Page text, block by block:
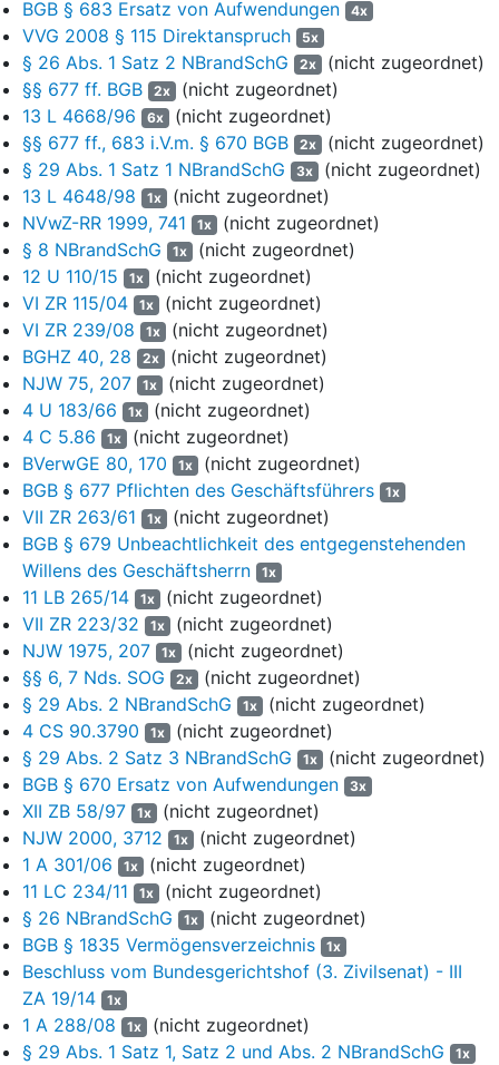
1 Fahrzeug (TLF 16/25): 291,24 Euro pro Stunde;
x 2 Stunden =
1 Fahrzeug (LF 8/6): 492,20 Euro pro Stunde; x 2
Stunden =
984,40
1 Abrollbehälter Wasser: 427,95 Euro pro Stunde;
x 2 Stunden =
855,90
Euro
Verbrauchsmittel
9 m³ Wasser: 2,11 Euro pro m³; x 9 m³ =
120 kg Schaummittel : 89,01 Euro pro 20 kg; x 6
=
Gesamt:
5
Die genannten Stundensätze entnahm die Klägerin dem zum
Zeitpunkt des Einsatzes gültigen Kostentarif zu ihrer Satzung
über die Erhebung von Kosten für Dienst- und Sachleistungen
ihrer Freiwilligen Feuerwehr außerhalb der unentgeltlich zu
erfüllenden Pflichtaufgaben vom 11.12.2008, geändert am
16.12.2010 (im Folgenden: Feuerwehrsatzung; Beiakte 001).
6
Auf die Anforderung meldete sich die Beklagte zu 1. mit
Schreiben vom 14.05.2013 und machte geltend, es fehle an
einer Ermächtigungsgrundlage für den Kostenersatz. Es liege
kein Unfallereignis nach § 7 StVG vor, da an dem Geschehen
kein weiteres Fahrzeug beteiligt gewesen sei. Mit zwei weiteren
Schreiben vom 26.11.2013 und 16.06.2014 versuchte die
Klägerin gegenüber der Beklagten zu 1. nochmals erfolglos ihre
Forderung geltend zu machen.
7
Am 16.07.2014 hat die Klägerin Klage erhoben. Sie ist der
Auffassung, ihr stehe für den Feuerwehreinsatz ein durch
allgemeine Leistungsklage im Verwaltungsrechtsweg geltend zu
machender Anspruch auf Ersatz von Aufwendungen gemäß
29 Abs. 1 Satz 2 NBrandSchGi.V.m.§§ 677 ff., 683 BGB
(analog) und§ 7 StVGzu. Die Forderung könne nicht durch
Bescheid festgesetzt werden. Sie behauptet, der Umfang des
Einsatzes (25 Einsatzkräfte mit fünf Fahrzeugen) sei notwendig
gewesen. Während des 2-stündigen Einsatzes hätten die
BGB § 683 Ersatz von Aufwendungen
4x
VVG 2008 § 115 Direktanspruch 5x
§ 26 Abs. 1 Satz 2 NBrandSchG 2x (nicht zugeordnet)
§§ 677 ff. BGB
2x (nicht zugeordnet)
13 L 4668/96
6x (nicht zugeordnet)
§§ 677 ff., 683 i.V.m. § 670 BGB
2x (nicht zugeordnet)
§ 29 Abs. 1 Satz 1 NBrandSchG
3x (nicht zugeordnet)
13 L 4648/98
1x (nicht zugeordnet)
NVwZ-RR 1999, 741
1x (nicht zugeordnet)
§ 8 NBrandSchG
1x (nicht zugeordnet)
12 U 110/15
1x (nicht zugeordnet)
VI ZR 115/04
1x (nicht zugeordnet)
VI ZR 239/08
1x (nicht zugeordnet)
BGHZ 40, 28
2x (nicht zugeordnet)
NJW 75, 207
1x (nicht zugeordnet)
4 U 183/66
1x (nicht zugeordnet)
4 C 5.86
1x (nicht zugeordnet)
BVerwGE 80, 170
1x (nicht zugeordnet)
BGB § 677 Pflichten des Geschäftsführers
1x
VII ZR 263/61 1x (nicht zugeordnet)
BGB § 679 Unbeachtlichkeit des entgegenstehenden
Willens des Geschäftsherrn
1x
11 LB 265/14 1x (nicht zugeordnet)
VII ZR 223/32
1x (nicht zugeordnet)
NJW 1975, 207
1x (nicht zugeordnet)
§§ 6, 7 Nds. SOG
2x (nicht zugeordnet)
§ 29 Abs. 2 NBrandSchG
1x (nicht zugeordnet)
4 CS 90.3790
1x (nicht zugeordnet)
§ 29 Abs. 2 Satz 3 NBrandSchG
1x (nicht zugeordnet)
BGB § 670 Ersatz von Aufwendungen
3x
XII ZB 58/97 1x (nicht zugeordnet)
NJW 2000, 3712
1x (nicht zugeordnet)
1 A 301/06
1x (nicht zugeordnet)
11 LC 234/11
1x (nicht zugeordnet)
§ 26 NBrandSchG
1x (nicht zugeordnet)
BGB § 1835 Vermögensverzeichnis
1x
Beschluss vom Bundesgerichtshof (3. Zivilsenat) - III
ZA 19/14
1x
1 A 288/08 1x (nicht zugeordnet)
§ 29 Abs. 1 Satz 1, Satz 2 und Abs. 2 NBrandSchG
1x